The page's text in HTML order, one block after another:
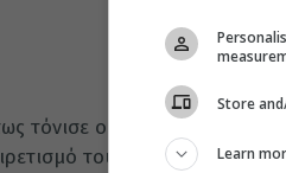
τόνισε ο Σεβασμιώτατος
του, που από την
Store
Learn